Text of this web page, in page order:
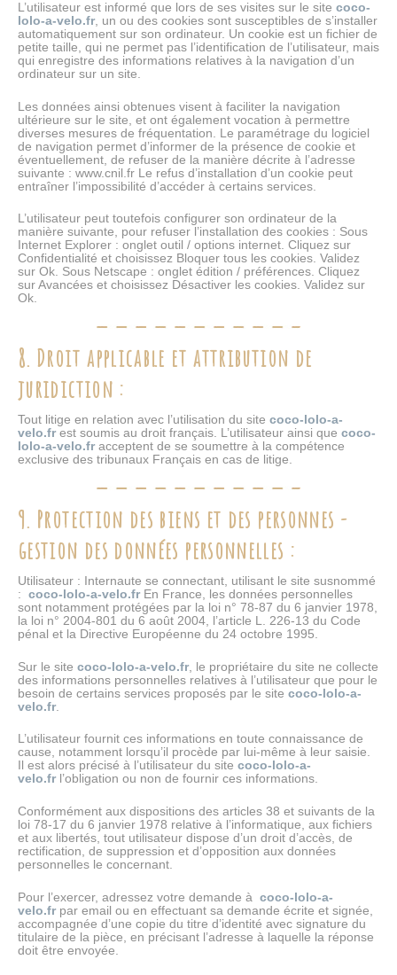
L’utilisateur est informé que lors de ses visites sur le site coco-
lolo-a-velo.fr, un ou des cookies sont susceptibles de s’installer
automatiquement sur son ordinateur. Un cookie est un fichier de
petite taille, qui ne permet pas l’identification de l’utilisateur, mais
qui enregistre des informations relatives à la navigation d’un
ordinateur sur un site.
Les données ainsi obtenues visent à faciliter la navigation
ultérieure sur le site, et ont également vocation à permettre
diverses mesures de fréquentation. Le paramétrage du logiciel
de navigation permet d’informer de la présence de cookie et
éventuellement, de refuser de la manière décrite à l’adresse
suivante : www.cnil.fr Le refus d’installation d’un cookie peut
entraîner l’impossibilité d’accéder à certains services.
L’utilisateur peut toutefois configurer son ordinateur de la
manière suivante, pour refuser l’installation des cookies : Sous
Internet Explorer : onglet outil / options internet. Cliquez sur
Confidentialité et choisissez Bloquer tous les cookies. Validez
sur Ok. Sous Netscape : onglet édition / préférences. Cliquez
sur Avancées et choisissez Désactiver les cookies. Validez sur
Ok.
8. Droit applicable et attribution de
juridiction :
Tout litige en relation avec l’utilisation du site coco-lolo-a-
velo.frest soumis au droit français. L’utilisateur ainsi que coco-
lolo-a-velo.fracceptent de se soumettre à la compétence
exclusive des tribunaux Français en cas de litige.
9. Protection des biens et des personnes -
gestion des données personnelles :
Utilisateur : Internaute se connectant, utilisant le site susnommé
: coco-lolo-a-velo.frEn France, les données personnelles
sont notamment protégées par la loi n° 78-87 du 6 janvier 1978,
la loi n° 2004-801 du 6 août 2004, l’article L. 226-13 du Code
pénal et la Directive Européenne du 24 octobre 1995.
Sur le site coco-lolo-a-velo.fr, le propriétaire du site ne collecte
des informations personnelles relatives à l’utilisateur que pour le
besoin de certains services proposés par le site coco-lolo-a-
velo.fr.
L’utilisateur fournit ces informations en toute connaissance de
cause, notamment lorsqu’il procède par lui-même à leur saisie.
Il est alors précisé à l’utilisateur du site coco-lolo-a-
velo.fr l’obligation ou non de fournir ces informations.
Conformément aux dispositions des articles 38 et suivants de la
loi 78-17 du 6 janvier 1978 relative à l’informatique, aux fichiers
et aux libertés, tout utilisateur dispose d’un droit d’accès, de
rectification, de suppression et d’opposition aux données
personnelles le concernant.
Pour l’exercer, adressez votre demande à coco-lolo-a-
velo.frpar email ou en effectuant sa demande écrite et signée,
accompagnée d’une copie du titre d’identité avec signature du
titulaire de la pièce, en précisant l’adresse à laquelle la réponse
doit être envoyée.